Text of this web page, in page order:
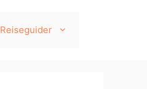
Reiseguider